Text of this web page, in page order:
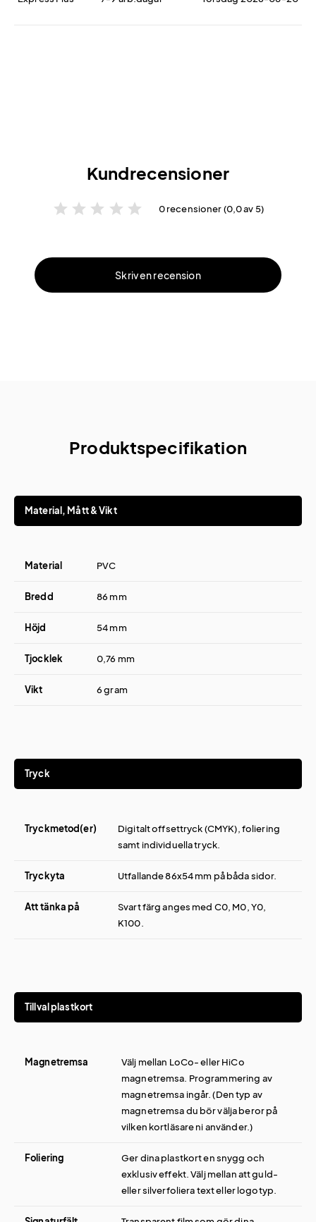
Kundrecensioner
star star star star star 0 recensioner (0,0 av 5)
Skriv en recension
Produktspecifikation
Material, Mått & Vikt
Material PVC
Bredd 86 mm
Höjd 54 mm
Tjocklek 0,76 mm
Vikt 6 gram
Tryck
Tryckmetod(er)
Digitalt offsettryck (CMYK), foliering
samt individuella tryck.
Tryckyta Utfallande 86x54 mm på båda sidor.
Att tänka på
Svart färg anges med C0, M0, Y0,
K100.
Tillval plastkort
Magnetremsa
Välj mellan LoCo- eller HiCo
magnetremsa. Programmering av
magnetremsa ingår. (Den typ av
magnetremsa du bör välja beror på
vilken kortläsare ni använder.)
Foliering
Ger dina plastkort en snygg och
exklusiv effekt. Välj mellan att guld-
eller silverfoliera text eller logotyp.